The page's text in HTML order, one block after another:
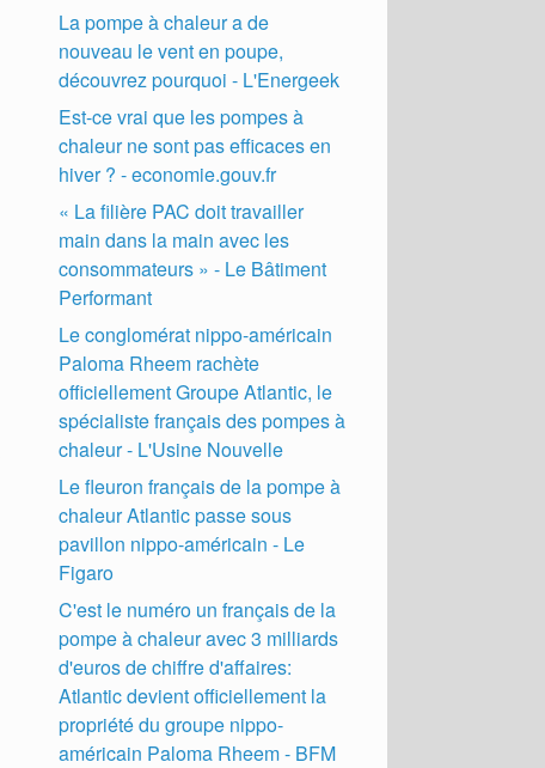
La pompe à chaleur a de
nouveau le vent en poupe,
découvrez pourquoi - L'Energeek
Est-ce vrai que les pompes à
chaleur ne sont pas efficaces en
hiver ? - economie.gouv.fr
« La filière PAC doit travailler
main dans la main avec les
consommateurs » - Le Bâtiment
Performant
Le conglomérat nippo-américain
Paloma Rheem rachète
officiellement Groupe Atlantic, le
spécialiste français des pompes à
chaleur - L'Usine Nouvelle
Le fleuron français de la pompe à
chaleur Atlantic passe sous
pavillon nippo-américain - Le
Figaro
C'est le numéro un français de la
pompe à chaleur avec 3 milliards
d'euros de chiffre d'affaires:
Atlantic devient officiellement la
propriété du groupe nippo-
américain Paloma Rheem - BFM